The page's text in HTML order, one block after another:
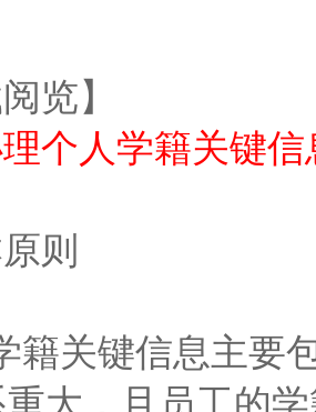
览】
个人学籍关键
则
籍关键信息主要
大，且员工的